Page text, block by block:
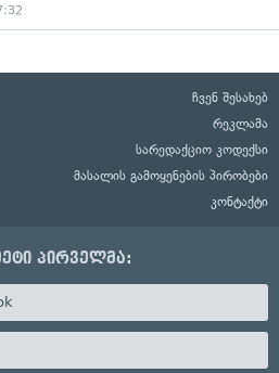
ჩვენ შესახებ
რეკლამა
სარედაქციო კოდექსი
მასალის გამოყენების პირობები
კონტაქტი
პირველმა: